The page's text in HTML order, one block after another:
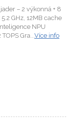
– 2 výkonná + 8
GHz, 12MB cache
NPU
Gra...Více info